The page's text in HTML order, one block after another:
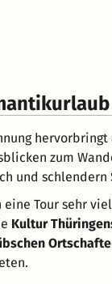
hervorbringt
zum
und
Tour sehr
Kultur